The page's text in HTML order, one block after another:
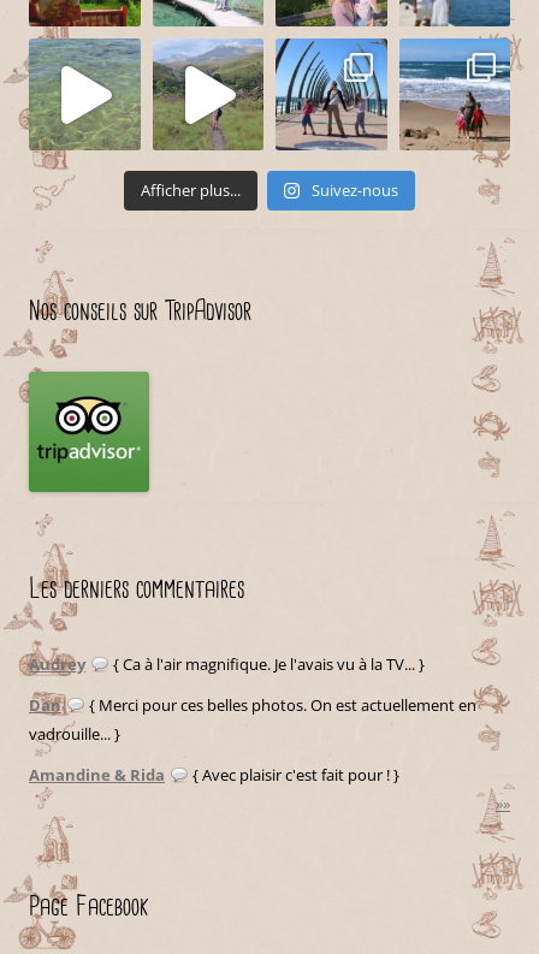
Afficher plus... Suivez-nous
Nos conseils sur TripAdvisor
Les derniers commentaires
Audrey
{ Ca à l'air magnifique. Je l'avais vu à la TV... }
Dan
{ Merci pour ces belles photos. On est actuellement en
vadrouille... }
Amandine & Rida
{ Avec plaisir c'est fait pour ! }
»»
Page Facebook